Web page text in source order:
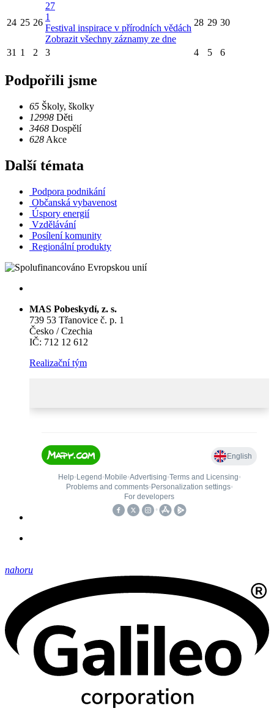
24 25 26
27
1
Festival inspirace v přírodních vědách
Zobrazit všechny záznamy ze dne
28 29 30
31 1 2 3 4 5 6
Podpořili jsme
65 Školy, školky
12998 Děti
3468 Dospělí
628 Akce
Další témata
Podpora podnikání
Občanská vybavenost
Úspory energií
Vzdělávání
Posílení komunity
Regionální produkty
MAS Pobeskydí, z. s.
739 53 Třanovice č. p. 1
Česko / Czechia
IČ: 712 12 612
Realizační tým
nahoru